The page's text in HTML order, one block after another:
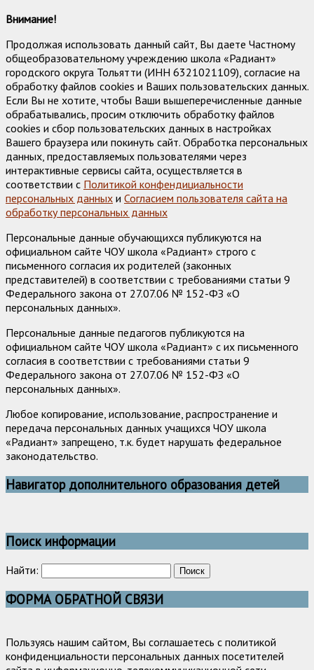
Внимание!
Продолжая использовать данный сайт, Вы даете Частному
общеобразовательному учреждению школа «Радиант»
городского округа Тольятти (ИНН 6321021109), согласие на
обработку файлов cookies и Ваших пользовательских данных.
Если Вы не хотите, чтобы Ваши вышеперечисленные данные
обрабатывались, просим отключить обработку файлов
cookies и сбор пользовательских данных в настройках
Вашего браузера или покинуть сайт. Обработка персональных
данных, предоставляемых пользователями через
интерактивные сервисы сайта, осуществляется в
соответствии с Политикой конфендициальности
персональных данных и Согласием пользователя сайта на
обработку персональных данных
Персональные данные обучающихся публикуются на
официальном сайте ЧОУ школа «Радиант» строго с
письменного согласия их родителей (законных
представителей) в соответствии с требованиями статьи 9
Федерального закона от 27.07.06 № 152-ФЗ «О
персональных данных».
Персональные данные педагогов публикуются на
официальном сайте ЧОУ школа «Радиант» с их письменного
согласия в соответствии с требованиями статьи 9
Федерального закона от 27.07.06 № 152-ФЗ «О
персональных данных».
Любое копирование, использование, распространение и
передача персональных данных учащихся ЧОУ школа
«Радиант» запрещено, т.к. будет нарушать федеральное
законодательство.
Навигатор дополнительного образования детей
Поиск информации
Найти:
ФОРМА ОБРАТНОЙ СВЯЗИ
Пользуясь нашим сайтом, Вы соглашаетесь с политикой
конфиденциальности персональных данных посетителей